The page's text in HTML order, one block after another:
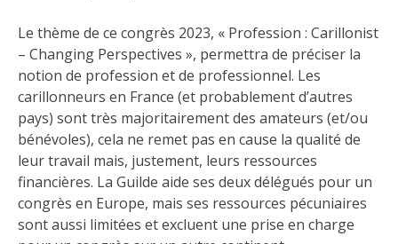
Le thème de ce congrès 2023, « Profession : Carillonist
– Changing Perspectives », permettra de préciser la
notion de profession et de professionnel. Les
carillonneurs en France (et probablement d’autres
pays) sont très majoritairement des amateurs (et/ou
bénévoles), cela ne remet pas en cause la qualité de
leur travail mais, justement, leurs ressources
financières. La Guilde aide ses deux délégués pour un
congrès en Europe, mais ses ressources pécuniaires
sont aussi limitées et excluent une prise en charge